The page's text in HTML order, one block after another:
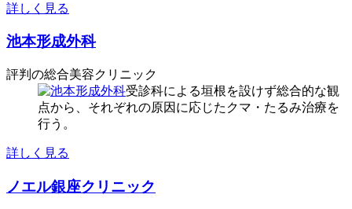
詳しく見る
池本形成外科
評判の総合美容クリニック
受診科による垣根を設けず総合的な観
点から、それぞれの原因に応じたクマ・たるみ治療を
行う。
詳しく見る
ノエル銀座クリニック